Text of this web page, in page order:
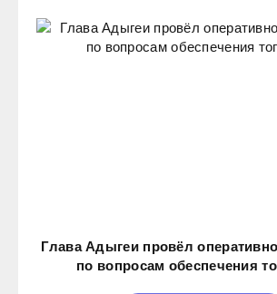
Глава Адыгеи провёл
по вопросам обеспечения